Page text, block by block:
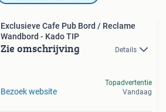
Exclusieve Cafe Pub Bord / Reclame
Wandbord - Kado TIP
Zie omschrijving Details
Bezoek website
Topadvertentie
Vandaag